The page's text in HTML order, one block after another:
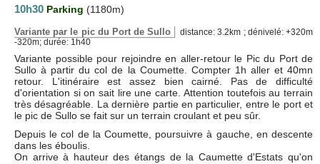
10h30 Parking (1180m)
Variante par le pic du Port de Sullo
distance: 3.2km ; dénivelé: +320m
-320m; durée: 1h40
Variante possible pour rejoindre en aller-retour le Pic du Port de
Sullo à partir du col de la Coumette. Compter 1h aller et 40mn
retour. L'itinéraire est assez bien cairné. Pas de difficulté
d'orientation si on sait lire une carte. Attention toutefois au terrain
très désagréable. La dernière partie en particulier, entre le port et
le pic de Sullo se fait sur un terrain croulant et peu sûr.
Depuis le col de la Coumette, poursuivre à gauche, en descente
dans les éboulis.
On arrive à hauteur des étangs de la Caumette d'Estats qu'on